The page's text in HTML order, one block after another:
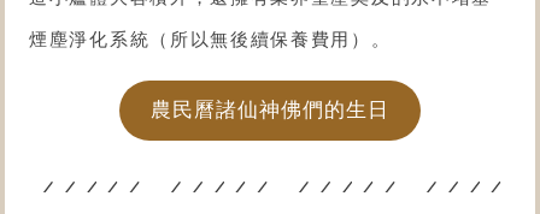
煙塵淨化系統（所以無後續保養費用）。
農民曆諸仙神佛們的生日